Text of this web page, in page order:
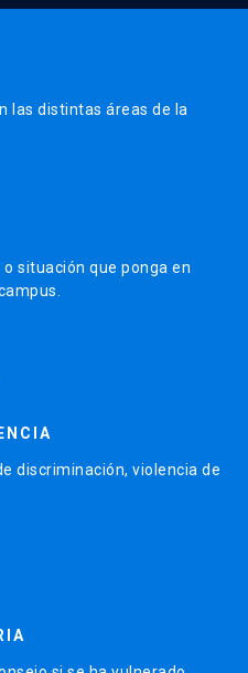
las distintas áreas de la
situación que ponga en
discriminación, violencia de